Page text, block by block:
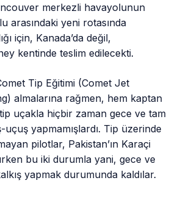
merkezli havayolunun
arasındaki yeni rotasında
için, Kanada’da değil,
kentinde teslim edilecekti.
Tip Eğitimi (Comet Jet
almalarına rağmen, hem kaptan
uçakla hiçbir zaman gece ve tam
yapmamışlardı. Tip üzerinde
pilotlar, Pakistan’ın Karaçi
bu iki durumla yani, gece ve
yapmak durumunda kaldılar.